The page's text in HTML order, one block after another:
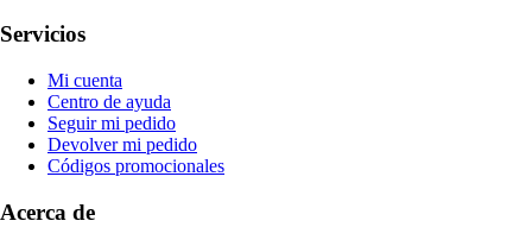
Servicios
Mi cuenta
Centro de ayuda
Seguir mi pedido
Devolver mi pedido
Códigos promocionales
Acerca de